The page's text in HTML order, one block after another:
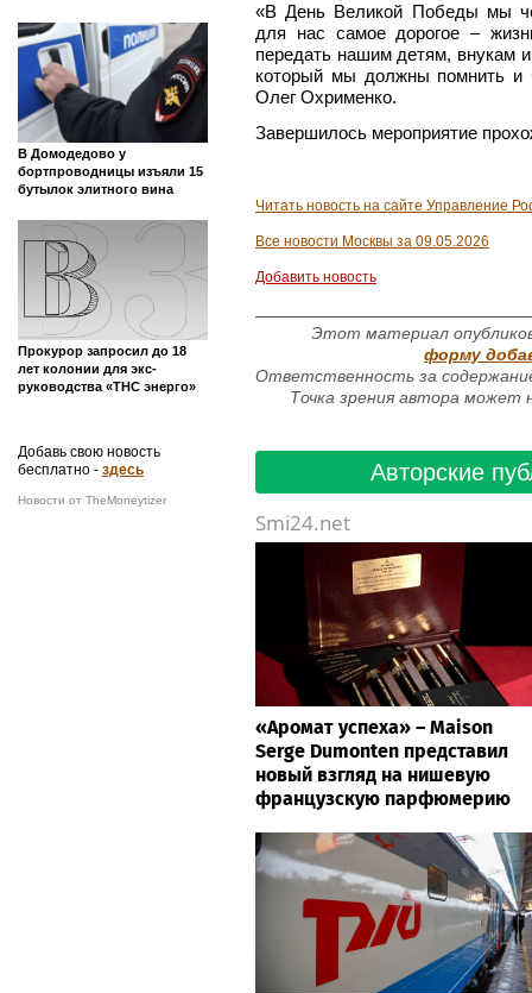
В Домодедово у
бортпроводницы изъяли 15
бутылок элитного вина
Прокурор запросил до 18
лет колонии для экс-
руководства «ТНС энерго»
Добавь свою новость
бесплатно - здесь
Новости от TheMoneytizer
«В День Великой Победы мы
для нас самое дорогое –
передать нашим детям, внукам
который мы должны помнить и
Олег Охрименко.
Завершилось мероприятие
Читать новость на сайте Управление
Все новости Москвы за 09.05.2026
Добавить новость
Этот материал
форму
Ответственность за
Точка зрения автора может
Авторские
Smi24.net
«Аромат успеха» – Maison
Serge Dumonten представил
новый взгляд на нишевую
французскую парфюмерию